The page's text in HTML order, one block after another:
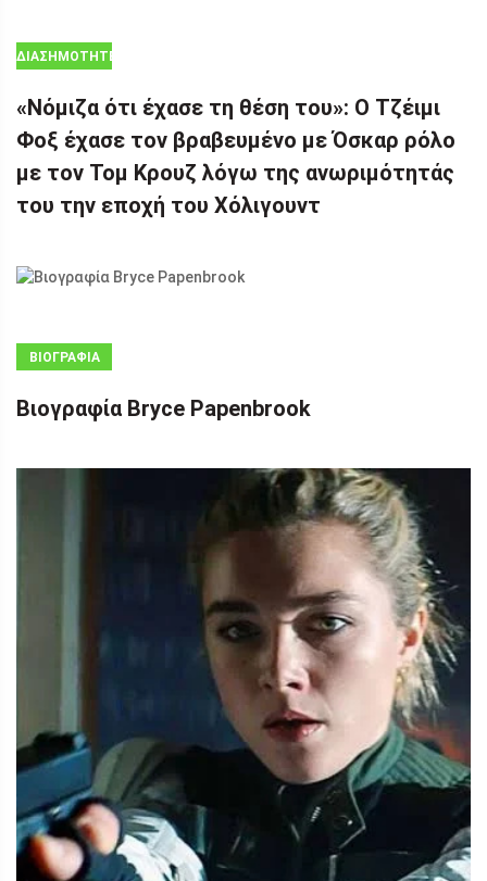
ΔΙΑΣΗΜΌΤΗΤΕΣ
«Νόμιζα ότι έχασε τη θέση του»: Ο Τζέιμι
Φοξ έχασε τον βραβευμένο με Όσκαρ ρόλο
με τον Τομ Κρουζ λόγω της ανωριμότητάς
του την εποχή του Χόλιγουντ
ΒΙΟΓΡΑΦΊΑ
Βιογραφία Bryce Papenbrook